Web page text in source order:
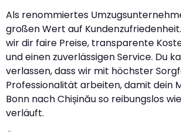
Als renommiertes
großen Wert auf
wir dir faire Preise, transparente
und einen zuverlässigen Service. Du
verlassen, dass wir mit höchster
Professionalität arbeiten, damit dein
Bonn nach Chișinău so reibungslos
verläuft.